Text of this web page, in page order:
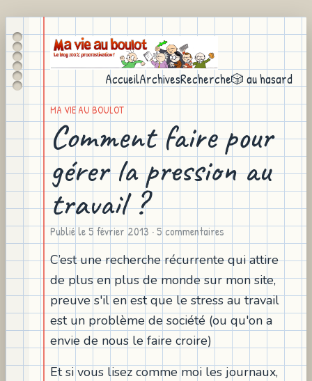
AccueilArchivesRecherche🎲 au hasard
MA VIE AU BOULOT
Comment faire pour
gérer la pression au
travail ?
Publié le5 février 2013· 5 commentaires
C’est une recherche récurrente qui attire
de plus en plus de monde sur mon site,
preuve s'il en est que le stress au travail
est un problème de société (ou qu'on a
envie de nous le faire croire)
Et si vous lisez comme moi les journaux,